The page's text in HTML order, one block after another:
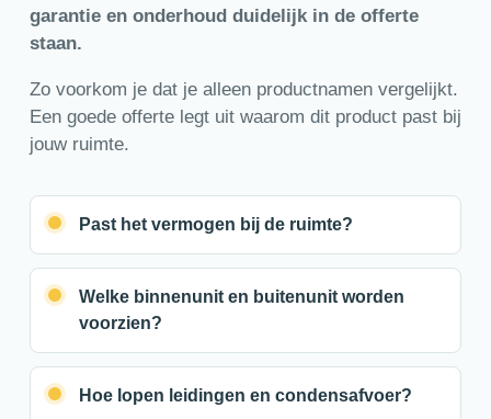
garantie en onderhoud duidelijk in de offerte
staan.
Zo voorkom je dat je alleen productnamen vergelijkt.
Een goede offerte legt uit waarom dit product past bij
jouw ruimte.
Past het vermogen bij de ruimte?
Welke binnenunit en buitenunit worden
voorzien?
Hoe lopen leidingen en condensafvoer?